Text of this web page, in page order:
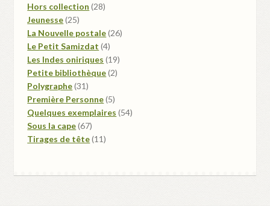
produit
Hors collection 2828
Jeunesse 2525
produits
La Nouvelle postale 2626
Le Petit Samizdat 44
produits
Les Indes oniriques 1919
Petite bibliothèque 22
Polygraphe 3131
produits
Première Personne 55
produits
Quelques exemplaires 5454
Sous la cape 6767
produits
Tirages de tête 1111